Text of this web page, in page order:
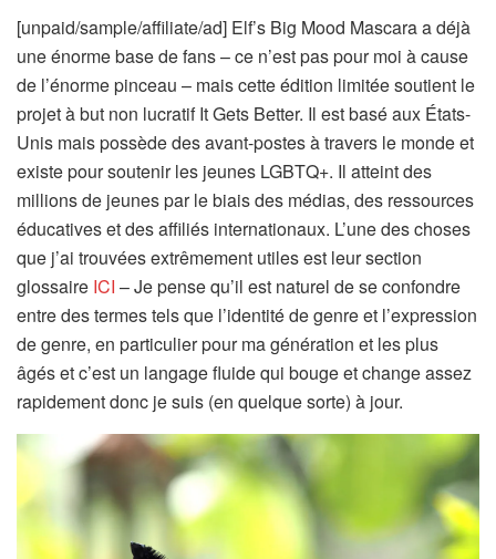
[unpaid/sample/affiliate/ad] Elf’s Big Mood Mascara a déjà
une énorme base de fans – ce n’est pas pour moi à cause
de l’énorme pinceau – mais cette édition limitée soutient le
projet à but non lucratif It Gets Better. Il est basé aux États-
Unis mais possède des avant-postes à travers le monde et
existe pour soutenir les jeunes LGBTQ+. Il atteint des
millions de jeunes par le biais des médias, des ressources
éducatives et des affiliés internationaux. L’une des choses
que j’ai trouvées extrêmement utiles est leur section
glossaire ICI – Je pense qu’il est naturel de se confondre
entre des termes tels que l’identité de genre et l’expression
de genre, en particulier pour ma génération et les plus
âgés et c’est un langage fluide qui bouge et change assez
rapidement donc je suis (en quelque sorte) à jour.